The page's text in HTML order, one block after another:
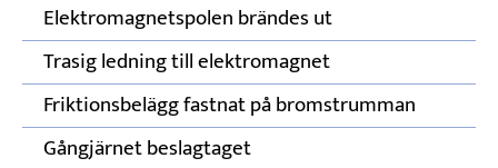
Elektromagnetspolen brändes ut
Trasig ledning till elektromagnet
Friktionsbelägg fastnat på bromstrumman
Gångjärnet beslagtaget